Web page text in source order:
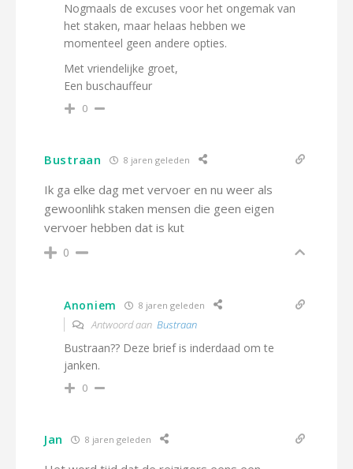
Nogmaals de excuses voor het ongemak van
het staken, maar helaas hebben we
momenteel geen andere opties.
Met vriendelijke groet,
Een buschauffeur
0
Bustraan 8 jaren geleden
Ik ga elke dag met vervoer en nu weer als
gewoonlihk staken mensen die geen eigen
vervoer hebben dat is kut
0
Anoniem 8 jaren geleden
Antwoord aan Bustraan
Bustraan?? Deze brief is inderdaad om te
janken.
0
Jan 8 jaren geleden